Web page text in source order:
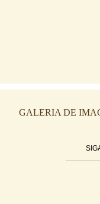
GALERIA DE